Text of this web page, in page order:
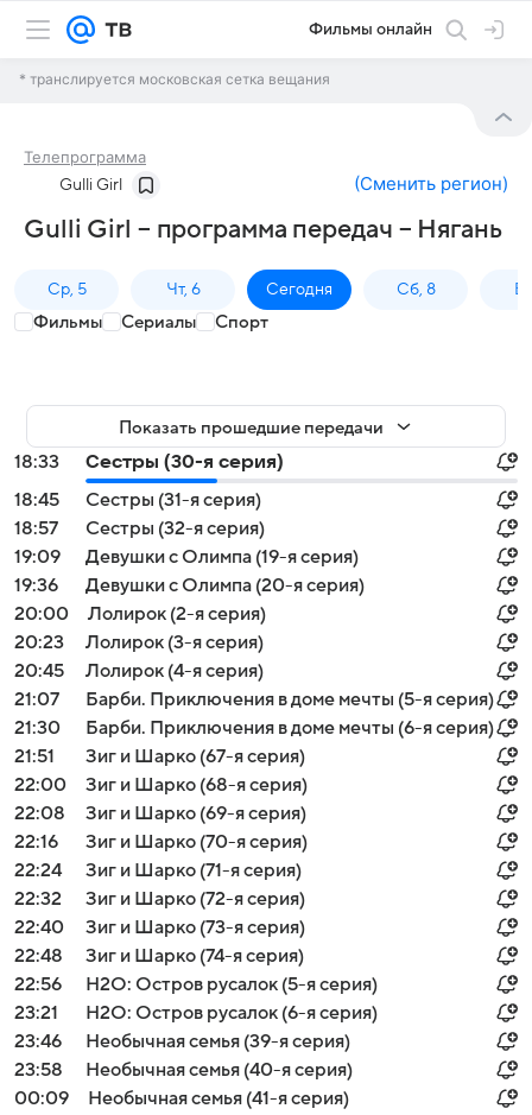
Фильмы онлайн
* транслируется московская сетка вещания
Телепрограмма
Gulli Girl (Сменить регион)
Gulli Girl – программа передач – Нягань
Ср, 5 Чт, 6 Сегодня Сб, 8
Фильмы Сериалы Спорт
Показать прошедшие передачи
18:33
Сестры (30-я серия)
18:45
Сестры (31-я серия)
18:57
Сестры (32-я серия)
19:09
Девушки с Олимпа (19-я серия)
19:36
Девушки с Олимпа (20-я серия)
20:00
Лолирок (2-я серия)
20:23
Лолирок (3-я серия)
20:45
Лолирок (4-я серия)
21:07
Барби. Приключения в доме мечты (5-я серия)
21:30
Барби. Приключения в доме мечты (6-я серия)
21:51
Зиг и Шарко (67-я серия)
22:00
Зиг и Шарко (68-я серия)
22:08
Зиг и Шарко (69-я серия)
22:16
Зиг и Шарко (70-я серия)
22:24
Зиг и Шарко (71-я серия)
22:32
Зиг и Шарко (72-я серия)
22:40
Зиг и Шарко (73-я серия)
22:48
Зиг и Шарко (74-я серия)
22:56
H2O: Остров русалок (5-я серия)
23:21
H2O: Остров русалок (6-я серия)
23:46
Необычная семья (39-я серия)
23:58
Необычная семья (40-я серия)
00:09
Необычная семья (41-я серия)